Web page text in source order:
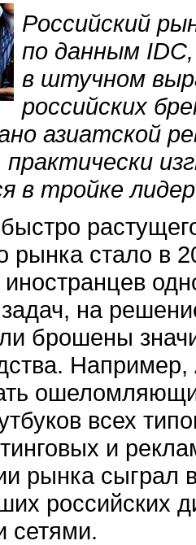
Российский
по данным
в штучном
российских
азиатской
практически
в тройке
рынка стало в
на
брошены
Например,
всех
и
рынка сыграл
российских
сетями.